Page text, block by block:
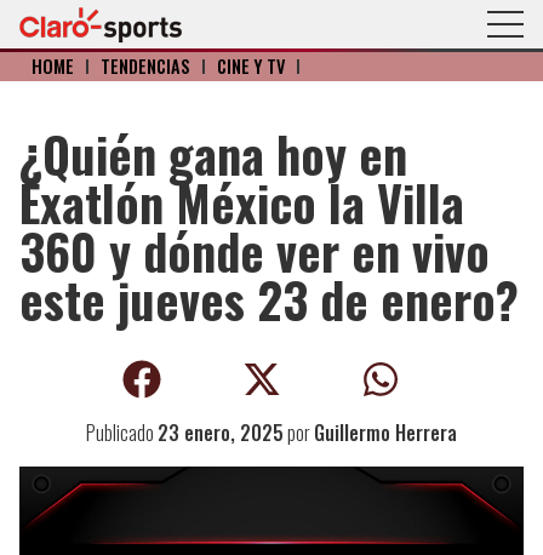
HOME I TENDENCIAS I CINE Y TV I
¿Quién gana hoy en
Exatlón México la Villa
360 y dónde ver en vivo
este jueves 23 de enero?
Publicado 23 enero, 2025porGuillermo Herrera